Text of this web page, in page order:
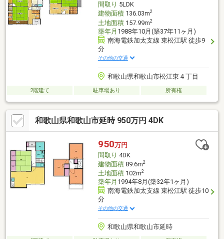
間取り 5LDK
建物面積136.03m2
土地面積157.99m2
築年月 1988年10月(築37年11ヶ月)
南海電鉄加太支線 東松江駅 徒歩9
分
その他の交通
和歌山県和歌山市松江東４丁目
2階建て 駐車場あり 所有権
和歌山県和歌山市延時 950万円 4DK
950万円
間取り 4DK
建物面積89.6m2
土地面積102m2
築年月 1994年8月(築32年1ヶ月)
南海電鉄加太支線 東松江駅 徒歩10
分
その他の交通
和歌山県和歌山市延時